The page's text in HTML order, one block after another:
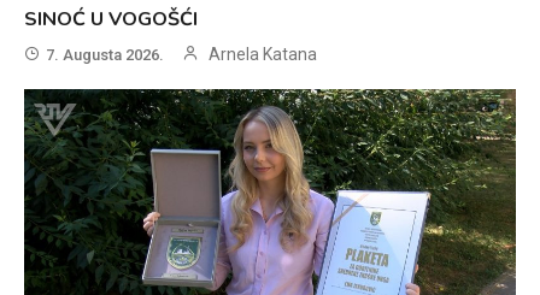
SINOĆ U VOGOŠĆI
7. Augusta 2026. Arnela Katana